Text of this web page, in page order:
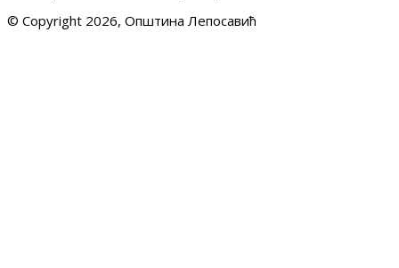
© Copyright 2026, Општина Лепосавић